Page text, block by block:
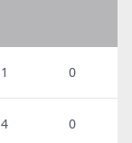
1 0
4 0